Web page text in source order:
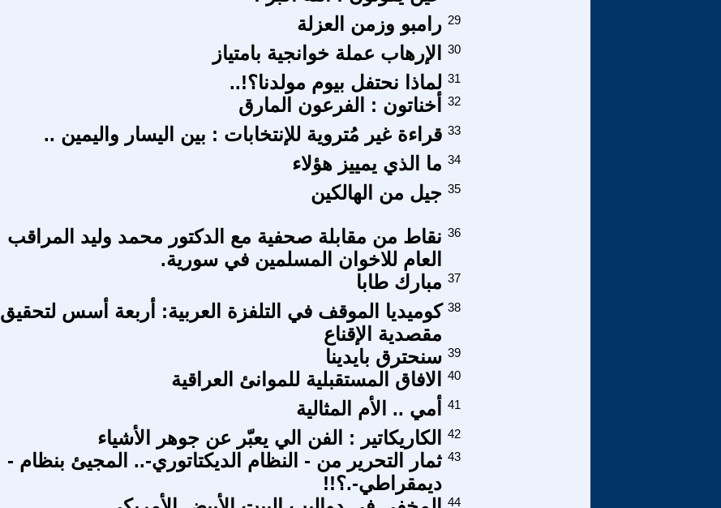
رامبو وزمن العزلة 29
الإرهاب عملة خوانجية بامتياز 30
لماذا نحتفل بيوم مولدنا؟!.. 31
أخناتون : الفرعون المارق 32
قراءة غير مُتروية للإنتخابات : بين اليسار واليمين .. 33
ما الذي يمييز هؤلاء 34
جيل من الهالكين 35
نقاط من مقابلة صحفية مع الدكتور محمد وليد المراقب
العام للاخوان المسلمين في سورية.
36
مبارك طابا 37
كوميديا الموقف في التلفزة العربية: أربعة أسس لتحقيق
مقصدية الإقناع
38
سنحترق بايدينا 39
الافاق المستقبلية للموانئ العراقية 40
أمي .. الأم المثالية 41
الكاريكاتير : الفن الي يعبّر عن جوهر الأشياء
42
ثمار التحرير من - النظام الديكتاتوري-.. المجيئ بنظام -
ديمقراطي-.؟!!
43
44